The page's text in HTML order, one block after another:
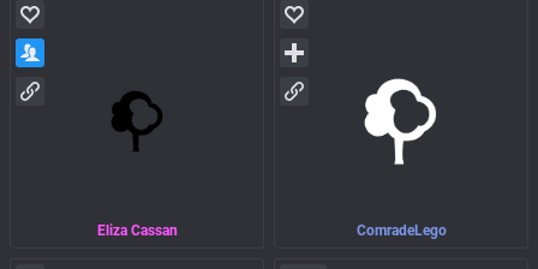
Eliza Cassan ComradeLego